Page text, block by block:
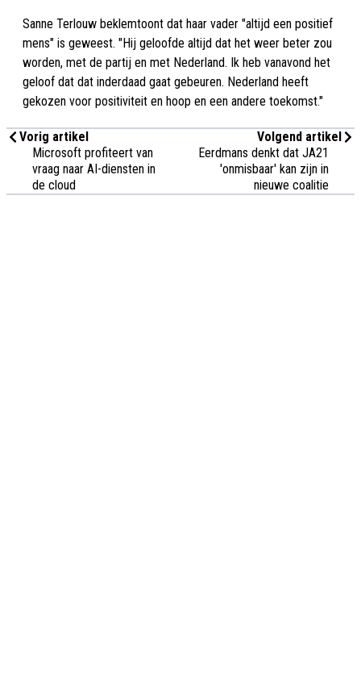
Sanne Terlouw beklemtoont dat haar vader "altijd een positief
mens" is geweest. "Hij geloofde altijd dat het weer beter zou
worden, met de partij en met Nederland. Ik heb vanavond het
geloof dat dat inderdaad gaat gebeuren. Nederland heeft
gekozen voor positiviteit en hoop en een andere toekomst."
Vorig artikel
Microsoft profiteert van
vraag naar AI-diensten in
de cloud
Volgend artikel
Eerdmans denkt dat JA21
'onmisbaar' kan zijn in
nieuwe coalitie